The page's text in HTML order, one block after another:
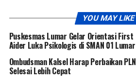
YOU MAY LIKE
Puskesmas Lumar Gelar Orientasi First
Aider Luka Psikologis di SMAN 01 Lumar
Ombudsman Kalsel Harap Perbaikan PLN
Selesai Lebih Cepat